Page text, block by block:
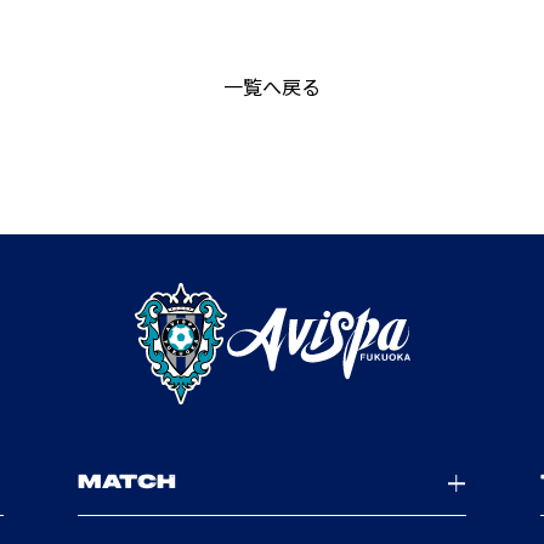
一覧へ戻る
MATCH